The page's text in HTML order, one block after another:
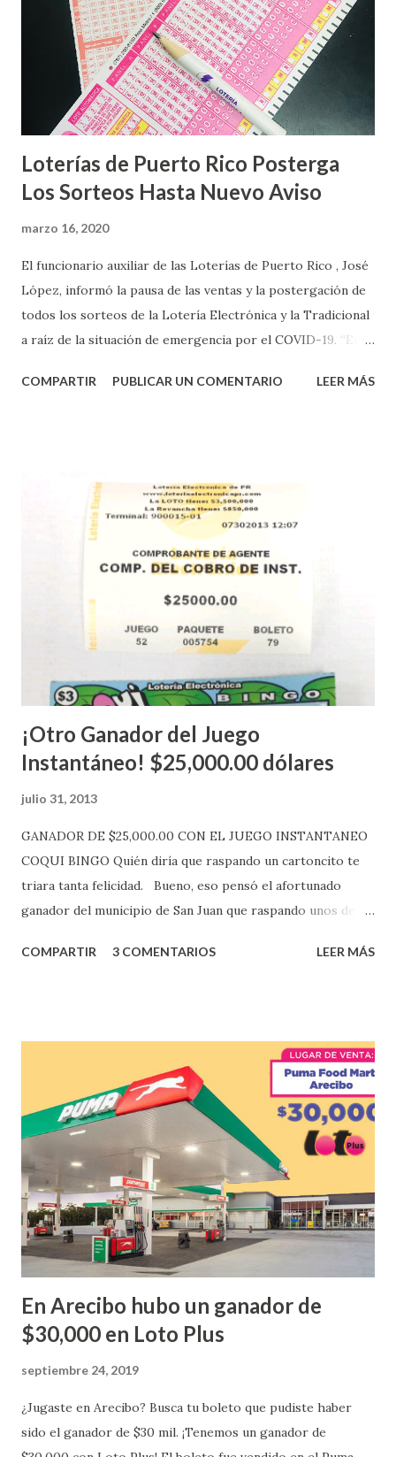
Loterías de Puerto Rico Posterga
Los Sorteos Hasta Nuevo Aviso
marzo 16, 2020
El funcionario auxiliar de las Loterías de Puerto Rico , José
López, informó la pausa de las ventas y la postergación de
todos los sorteos de la Lotería Electrónica y la Tradicional
a raíz de la situación de emergencia por el COVID-19. “En
proteger la salud de nuestros empleados, vendedores y
instantáneos”, indicó López. Sobre el sorteo de Powerball,
López explicó que el mismo se continuará realizando en los
Estados Unidos y los jugadores podrán conocer los
números ganadores del mismo a través de la página
aquellos con jugadas anticipadas de los sorteos locales (
Loto, Revancha, Pega 2, Pega 3 Pega 4 ) se les informará
Mientras, que l...
COMPARTIR PUBLICAR UN COMENTARIO LEER MÁS
¡Otro Ganador del Juego
Instantáneo! $25,000.00 dólares
julio 31, 2013
GANADOR DE $25,000.00 CON EL JUEGO INSTANTANEO
COQUI BINGO Quién diría que raspando un cartoncito te
triara tanta felicidad. Bueno, eso pensó el afortunado
ganador del municipio de San Juan que raspando unos de
obtuvo un premio de $25,000,00 dólares. Este es el anuncio
ganador fue vendido en la farmacia Yarimar de la
Urbanización Las Lomas en el Municipio de San Juan
¡Enhorabuena que lo disfrute!
...
COMPARTIR 3 COMENTARIOS LEER MÁS
En Arecibo hubo un ganador de
$30,000 en Loto Plus
septiembre 24, 2019
¿Jugaste en Arecibo? Busca tu boleto que pudiste haber
sido el ganador de $30 mil. ¡Tenemos un ganador de